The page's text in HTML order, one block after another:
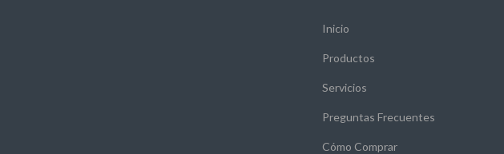
Inicio
Productos
Servicios
Preguntas Frecuentes
Cómo Comprar